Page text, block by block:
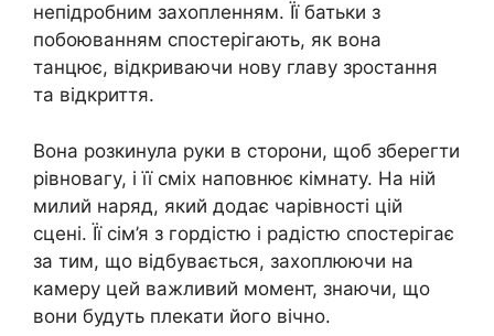
непідробним захопленням. Її батьки з
побоюванням спостерігають, як вона
танцює, відкриваючи нову главу зростання
та відкриття.
Вона розкинула руки в сторони, щоб зберегти
рівновагу, і її сміх наповнює кімнату. На ній
милий наряд, який додає чарівності цій
сцені. Її сім’я з гордістю і радістю спостерігає
за тим, що відбувається, захоплюючи на
камеру цей важливий момент, знаючи, що
вони будуть плекати його вічно.